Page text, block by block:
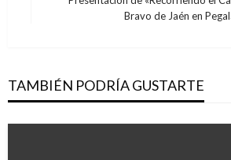
Bravo de Jaén en
TAMBIÉN PODRÍA GUSTARTE